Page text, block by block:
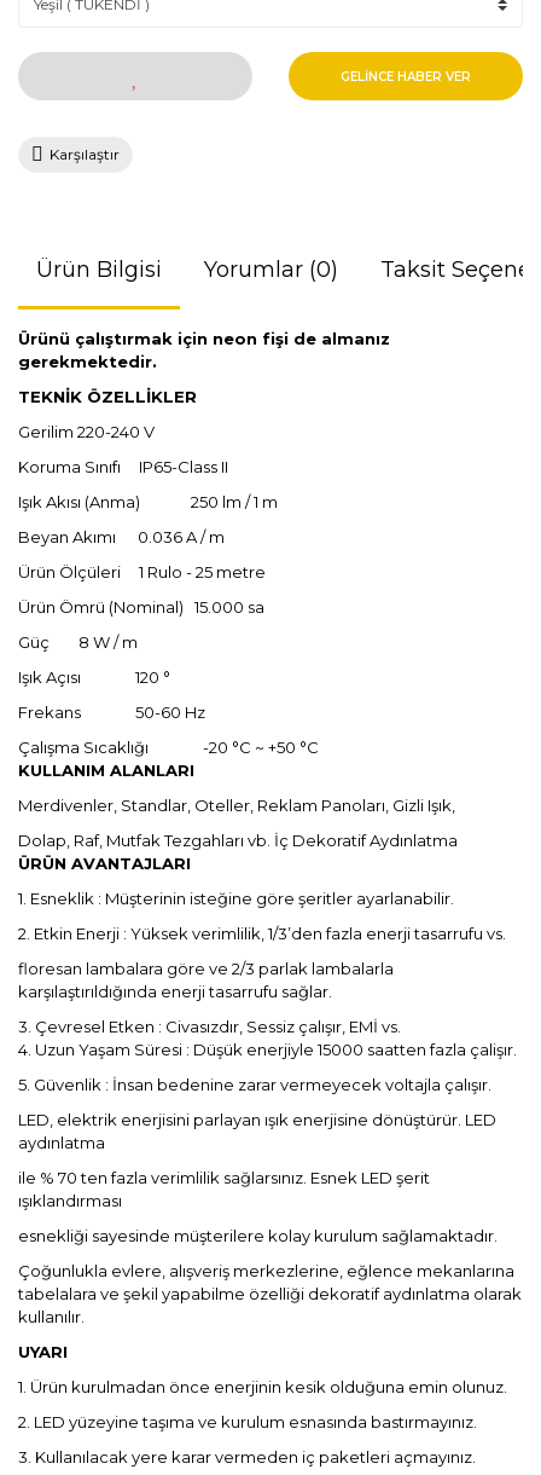
GELİNCE HABER VER
Karşılaştır
Ürün Bilgisi Yorumlar (0) Taksit
Ürünü çalıştırmak için neon fişi de almanız
gerekmektedir.
TEKNİK ÖZELLİKLER
Gerilim 220-240 V
Koruma Sınıfı
IP65-Class II
Işık Akısı (Anma) 250 lm / 1 m
Beyan Akımı 0.036 A / m
Ürün Ölçüleri 1 Rulo - 25 metre
Ürün Ömrü (Nominal) 15.000 sa
Güç 8 W / m
Işık Açısı 120 °
Frekans 50-60 Hz
Çalışma Sıcaklığı -20 °C ~ +50 °C
KULLANIM ALANLARI
Merdivenler, Standlar, Oteller, Reklam Panoları, Gizli Işık,
Dolap, Raf, Mutfak Tezgahları vb. İç Dekoratif Aydınlatma
ÜRÜN AVANTAJLARI
1. Esneklik : Müşterinin isteğine göre şeritler ayarlanabilir.
2. Etkin Enerji : Yüksek verimlilik, 1/3’den fazla enerji tasarrufu vs.
floresan lambalara göre ve 2/3 parlak lambalarla
karşılaştırıldığında enerji tasarrufu sağlar.
3. Çevresel Etken : Civasızdır, Sessiz çalışır, EMİ vs.
4. Uzun Yaşam Süresi : Düşük enerjiyle 15000 saatten fazla çalişır.
5. Güvenlik : İnsan bedenine zarar vermeyecek voltajla çalışır.
LED, elektrik enerjisini parlayan ışık enerjisine dönüştürür. LED
aydınlatma
ile % 70 ten fazla verimlilik sağlarsınız. Esnek LED şerit
ışıklandırması
esnekliği sayesinde müşterilere kolay kurulum sağlamaktadır.
Çoğunlukla evlere, alışveriş merkezlerine, eğlence mekanlarına
tabelalara ve şekil yapabilme özelliği dekoratif aydınlatma olarak
kullanılır.
UYARI
1. Ürün kurulmadan önce enerjinin kesik olduğuna emin olunuz.
2. LED yüzeyine taşıma ve kurulum esnasında bastırmayınız.
3. Kullanılacak yere karar vermeden iç paketleri açmayınız.